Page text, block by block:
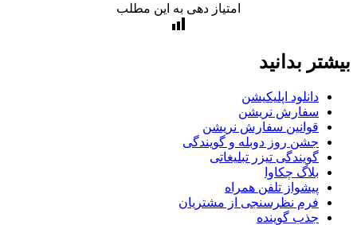
امتیاز دهی به این مطلب
بدانید
دانلود اپلیکیشن
سفارش نریشن
قوانین سفارش نریشن
جشن روز دوبله و گویندگی
گویندگی تیزر تبلیغاتی
بلاگ چکاوا
پیشواز تلفن همراه
فرم نظرسنجی از مشتریان
جذب گوینده